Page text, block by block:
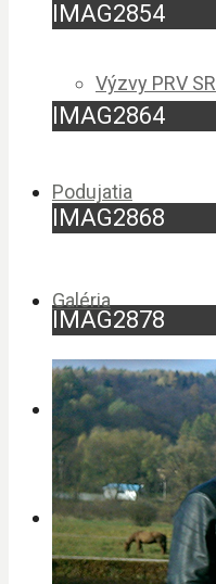
Výzvy PRV SR
Podujatia
Galéria
Kontakt
2% z dane
IMAG2854
IMAG2864
IMAG2868
IMAG2878